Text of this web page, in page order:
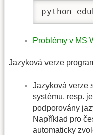
python
Problémy v MS
Jazyková verze
Jazyková verze
systému, resp.
podporovány
Například pro
automaticky